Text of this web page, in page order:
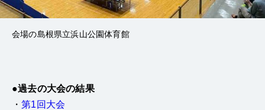
会場の島根県立浜山公園体育館
●過去の大会の結果
・第1回大会